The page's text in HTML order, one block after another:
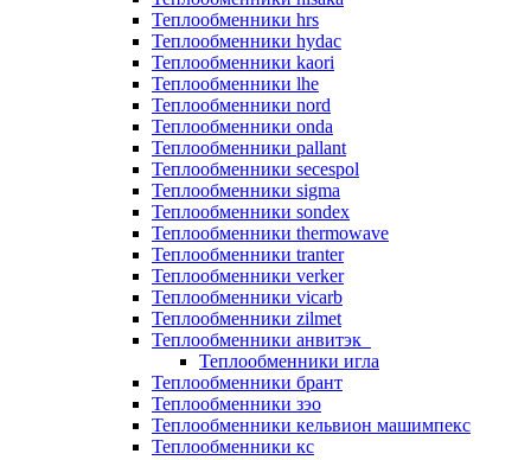
Теплообменники hrs
Теплообменники hydac
Теплообменники kaori
Теплообменники lhe
Теплообменники nord
Теплообменники onda
Теплообменники pallant
Теплообменники secespol
Теплообменники sigma
Теплообменники sondex
Теплообменники thermowave
Теплообменники tranter
Теплообменники verker
Теплообменники vicarb
Теплообменники zilmet
Теплообменники анвитэк
Теплообменники игла
Теплообменники брант
Теплообменники зэо
Теплообменники кельвион машимпекс
Теплообменники кс